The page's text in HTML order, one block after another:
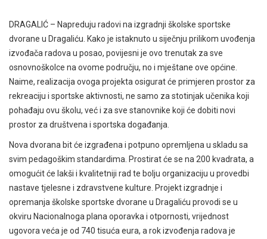
DRAGALIĆ – Napreduju radovi na izgradnji školske sportske
dvorane u Dragaliću. Kako je istaknuto u siječnju prilikom uvođenja
izvođača radova u posao, povijesni je ovo trenutak za sve
osnovnoškolce na ovome području, no i mještane ove općine.
Naime, realizacija ovoga projekta osigurat će primjeren prostor za
rekreaciju i sportske aktivnosti, ne samo za stotinjak učenika koji
pohađaju ovu školu, već i za sve stanovnike koji će dobiti novi
prostor za društvena i sportska događanja.
Nova dvorana bit će izgrađena i potpuno opremljena u skladu sa
svim pedagoškim standardima. Prostirat će se na 200 kvadrata, a
omogućit će lakši i kvalitetniji rad te bolju organizaciju u provedbi
nastave tjelesne i zdravstvene kulture. Projekt izgradnje i
opremanja školske sportske dvorane u Dragaliću provodi se u
okviru Nacionalnoga plana oporavka i otpornosti, vrijednost
ugovora veća je od 740 tisuća eura, a rok izvođenja radova je